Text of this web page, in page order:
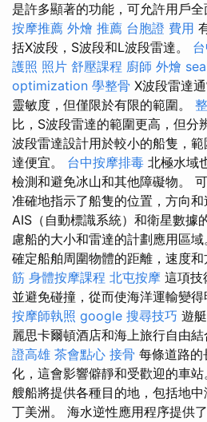
是許多顯著的功能，可允許用戶全
按摩推薦 外燴 推薦 台胞證 費用
括X波段，S波段和L波段雷達。
護照 照片 舒壓課程 廚師 外燴
optimization 學整骨 X波段雷達
靈敏度，但僅限於有限的範圍。
比，S波段雷達的範圍更高，但分
波段雷達設計用於較小的船隻，
達便宜。 台中按摩排毒 北極水域
檢測和避免冰山和其他障礙物。
准確地指示了船隻的位置，方向
AIS（自動標識系統）和衛星數據
慮船的大小和雷達的計劃應用區
確定船舶周圍物體的距離，速度和
筋 身體按摩課程 北屯按摩 這項技
並避免碰撞，從而使海洋運輸變得
按摩師執照 google 搜尋技巧 遊
麗思卡爾頓酒店和海上旅行自由結
證高雄 茶會點心 接骨 每條道路的
化，這會影響僻靜和受歡迎的車站
艘船將提供各種目的地，包括地
丁美洲。 海水逆性應用程序提供